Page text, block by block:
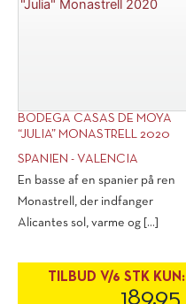
BODEGA CASAS DE MOYA
“JULIA” MONASTRELL 2020
SPANIEN - VALENCIA
En basse af en spanier på ren
Monastrell, der indfanger
Alicantes sol, varme og [...]
TILBUD V/6 STK KUN:
189,95